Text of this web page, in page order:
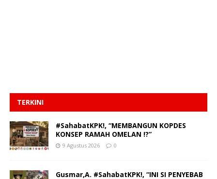
TERKINI
#SahabatKPK!, “MEMBANGUN KOPDES
KONSEP RAMAH OMELAN !?”
9 Agustus 2026 0
Gusmar,A. #SahabatKPK!, “INI SI PENYEBAB